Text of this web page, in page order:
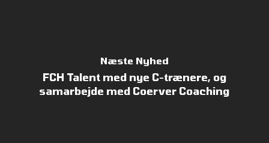
Næste Nyhed
FCH Talent med nye C-trænere, og
samarbejde med Coerver Coaching